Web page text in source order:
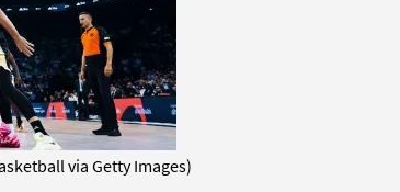
via Getty Images)